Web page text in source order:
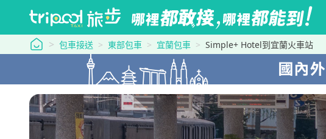
tripool 旅步
包車接送 東部包車 宜蘭包車 Simple+ Hotel到宜蘭火車站